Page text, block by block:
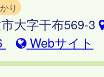
り
大字干布569-3
Webサイト